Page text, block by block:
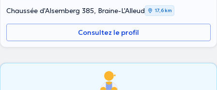
Chaussée d'Alsemberg 385, Braine-L'Alleud 17,6 km
Consultez le profil